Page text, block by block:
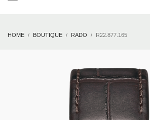
HOME BOUTIQUE RADO R22.877.165